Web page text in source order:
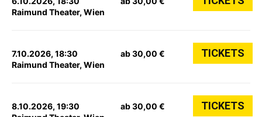
Raimund Theater, Wien
7.10.2026, 18:30
Raimund Theater, Wien
ab 30,00 € TICKETS
8.10.2026, 19:30
ab 30,00 € TICKETS